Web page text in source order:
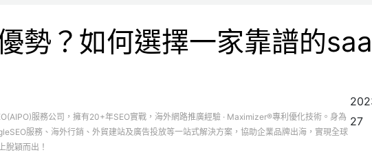
勢？如何選擇一家靠譜的
服務公司，擁有20+年SEO實戰，海外網路推廣經驗 · Maximizer®專利優化技術。身為
服務、海外行銷、外貿建站及廣告投放等一站式解決方案，協助企業品牌出海，實現全球
脫穎而出！
27